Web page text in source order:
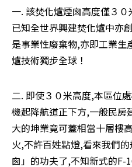
一. 該焚化爐煙囪高度僅３
已知全世界興建焚化爐中亦
是事業性廢棄物,亦即工業生
爐技術獨步全球！
二. 即使３０米高度,本區位
機起降航道正下方,一般民房
大的坤業竟可蓋相當十層樓
火,不許百姓點燈,看來我們
囪」的功夫了,不知新式的F-